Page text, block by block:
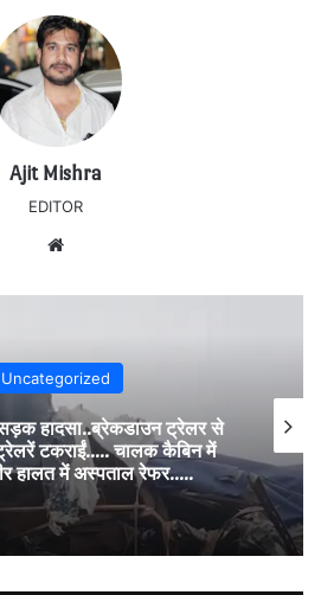
Ajit Mishra
EDITOR
Uncategorized
हादसा..ब्रेकडाउन ट्रेलर से
टकराईं….. चालक कैबिन में
हालत में अस्पताल रेफर…..